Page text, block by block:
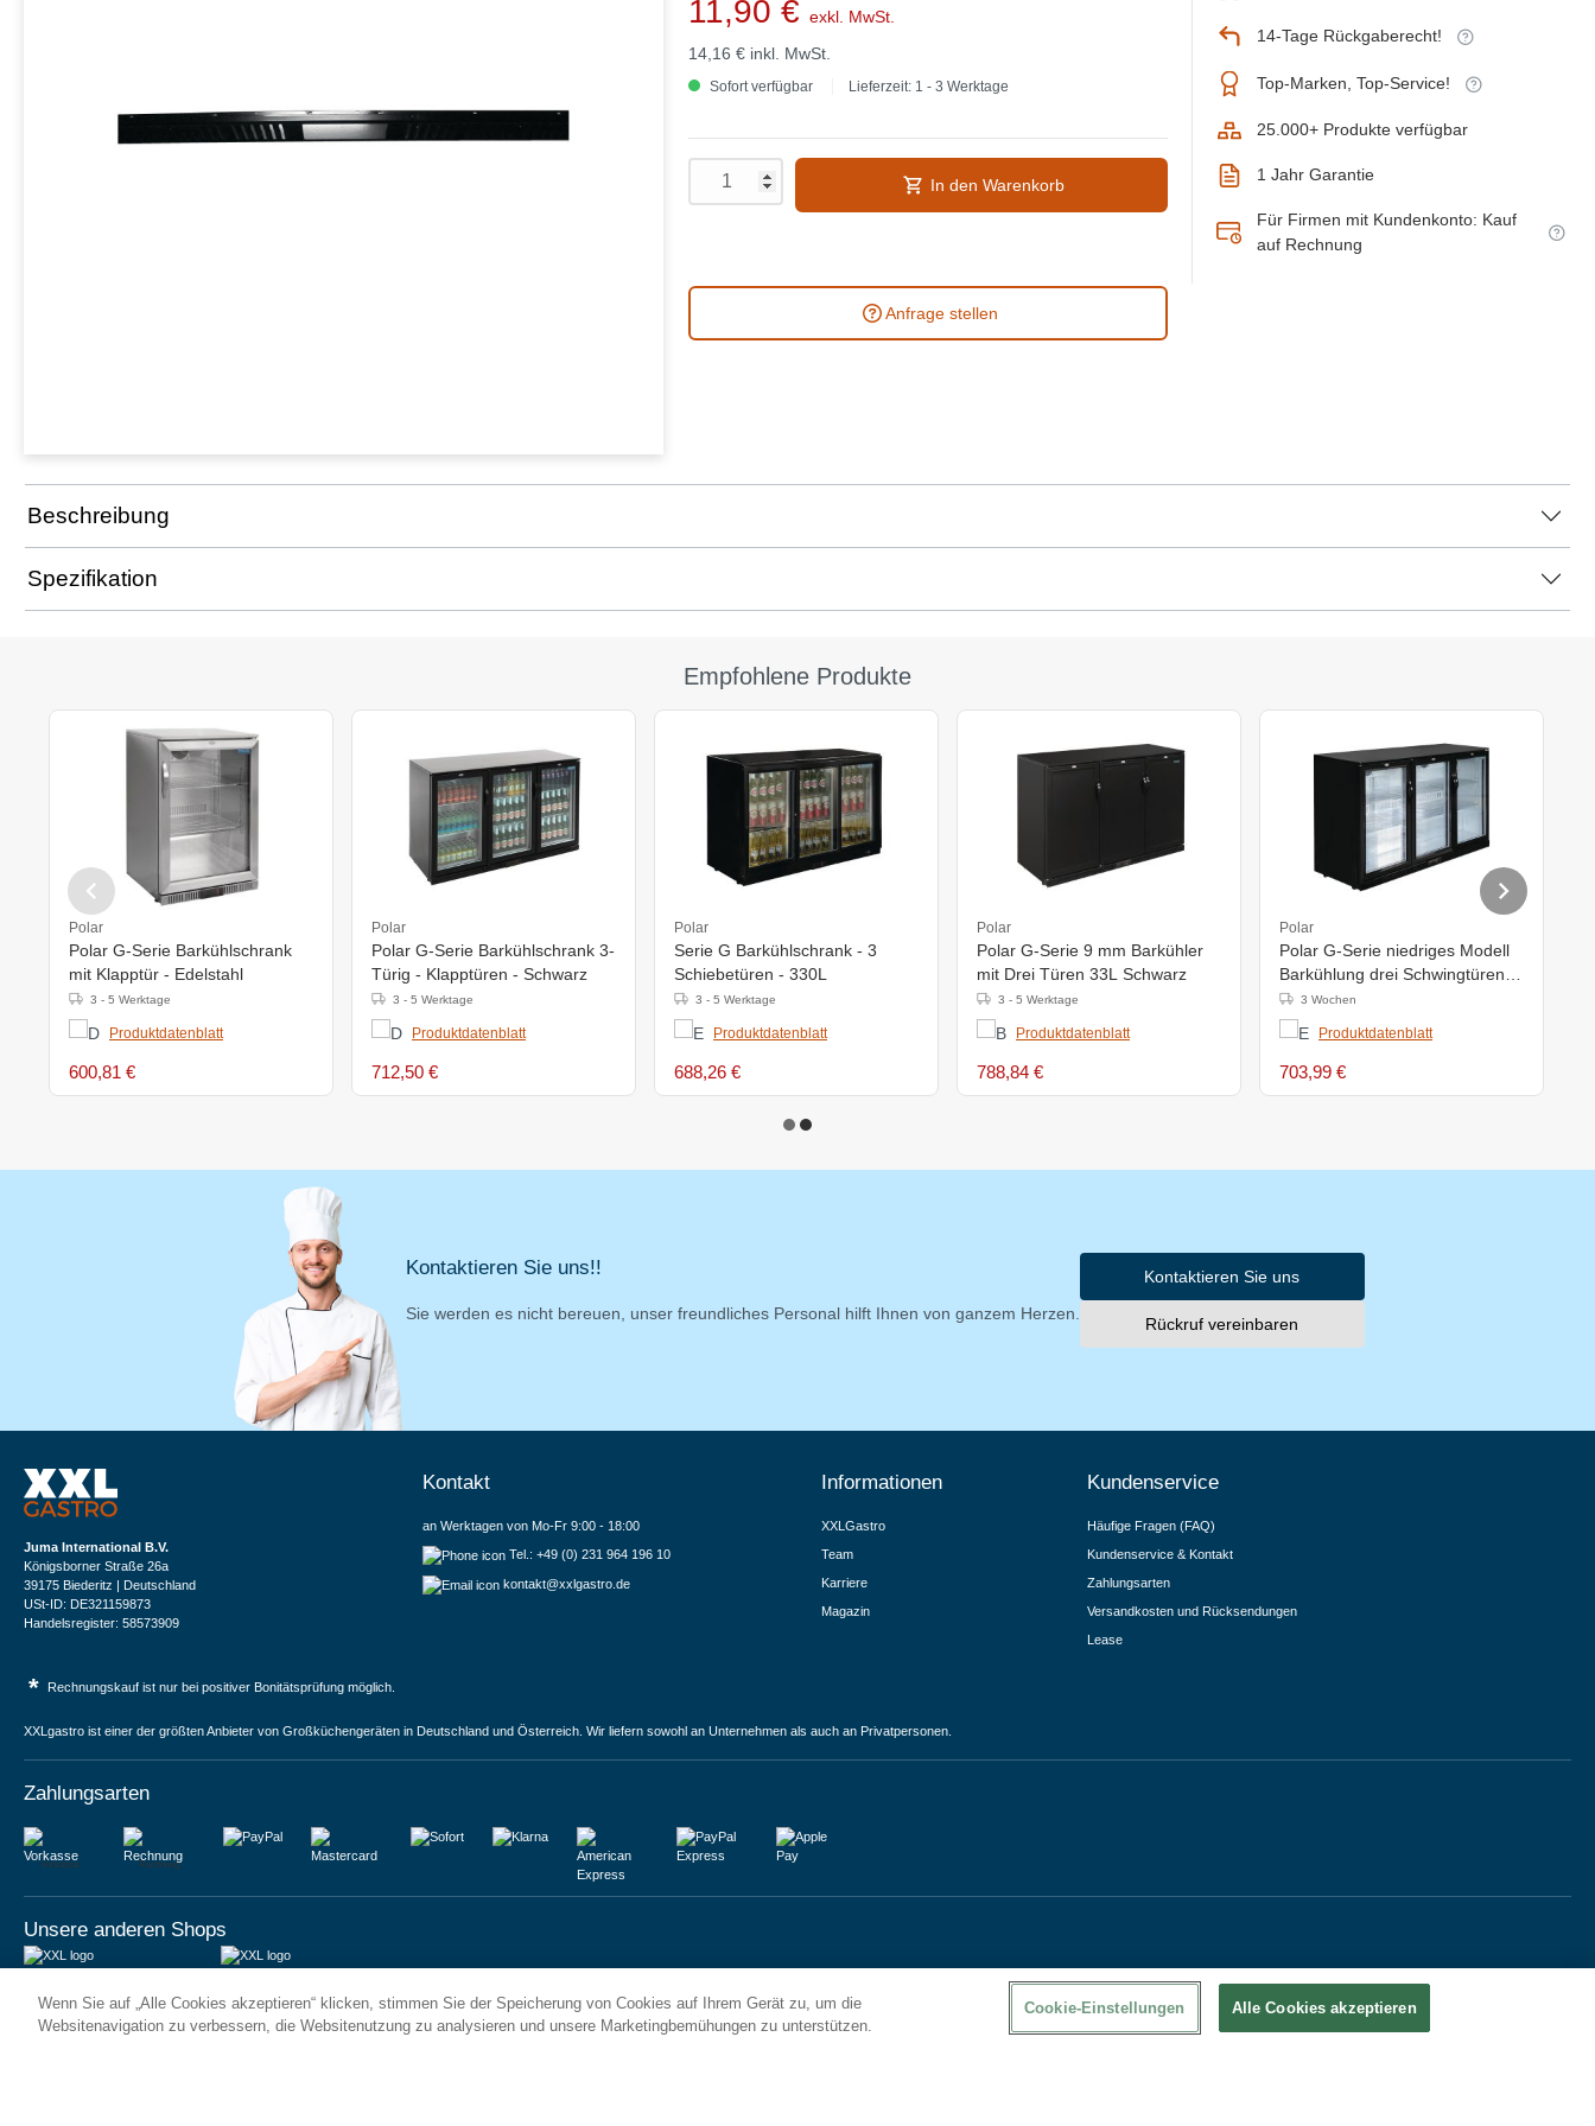
11,90 € exkl. MwSt.
14,16 € inkl. MwSt.
Sofort verfügbar Lieferzeit: 1 - 3 Werktage
In den Warenkorb
Anfrage stellen
14-Tage Rückgaberecht!
Top-Marken, Top-Service!
25.000+ Produkte verfügbar
1 Jahr Garantie
Für Firmen mit Kundenkonto: Kauf
auf Rechnung
Beschreibung
Spezifikation
Empfohlene Produkte
Polar
Polar G-Serie Barkühlschrank
mit Klapptür - Edelstahl
3 - 5 Werktage
Produktdatenblatt
600,81 €
Polar
Polar G-Serie Barkühlschrank 3-
Türig - Klapptüren - Schwarz
3 - 5 Werktage
Produktdatenblatt
712,50 €
Polar
Serie G Barkühlschrank - 3
Schiebetüren - 330L
3 - 5 Werktage
Produktdatenblatt
688,26 €
Polar
Polar G-Serie 9 mm Barkühler
mit Drei Türen 33L Schwarz
3 - 5 Werktage
Produktdatenblatt
788,84 €
Polar
Polar G-Serie niedriges Modell
Barkühlung drei Schwingtüren
32L3 Wochen
Produktdatenblatt
703,99 €
Kontaktieren Sie uns!!
Sie werden es nicht bereuen, unser freundliches Personal hilft Ihnen von ganzem Herzen.
Kontaktieren Sie uns
Rückruf vereinbaren
Juma International B.V.
Königsborner Straße 26a
39175 Biederitz | Deutschland
USt-ID: DE321159873
Handelsregister: 58573909
Kontakt
an Werktagen von Mo-Fr 9:00 - 18:00
Tel.: +49 (0) 231 964 196 10
kontakt@xxlgastro.de
Informationen
XXLGastro
Team
Karriere
Magazin
Kundenservice
Häufige Fragen (FAQ)
Kundenservice & Kontakt
Zahlungsarten
Versandkosten und Rücksendungen
Lease
* Rechnungskauf ist nur bei positiver Bonitätsprüfung möglich.
XXLgastro ist einer der größten Anbieter von Großküchengeräten in Deutschland und Österreich. Wir liefern sowohl an Unternehmen als auch an Privatpersonen.
Zahlungsarten
Vorkasse Rechnung
Unsere anderen Shops
6 Rue des Bateliers
92110 Clichy | France
Vrijheidweg 34
1521RR Wormerveer | Nederland
Wenn Sie auf „Alle Cookies akzeptieren“ klicken, stimmen Sie der Speicherung von Cookies auf Ihrem Gerät zu, um die
Websitenavigation zu verbessern, die Websitenutzung zu analysieren und unsere Marketingbemühungen zu unterstützen.
Cookie-Einstellungen Alle Cookies akzeptieren